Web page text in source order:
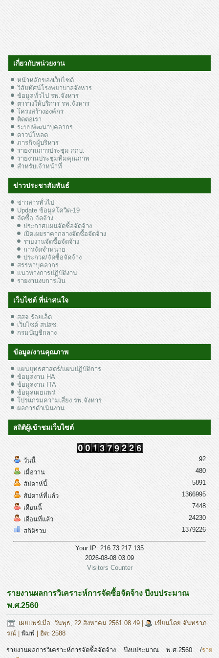
เกี่ยวกับหน่วยงาน
หน้าหลักของเว็บไซต์
วิสัยทัศน์โรงพยาบาลจังหาร
ข้อมูลทั่วไป รพ.จังหาร
ตารางให้บริการ รพ.จังหาร
โครงสร้างองค์กร
ติดต่อเรา
ระบบพัฒนาบุคลากร
ดาวน์โหลด
ภารกิจผู้บริหาร
รายงานการประชุม กกบ.
รายงานประชุมทีมคุณภาพ
สำหรับเจ้าหน้าที่
ข่าวประชาสัมพันธ์
ข่าวสารทั่วไป
Update ข้อมูลโควิด-19
จัดซื้อ จัดจ้าง
ประกาศแผนจัดซื้อจัดจ้าง
เปิดเผยราคากลางจัดซื้อจัดจ้าง
รายงานจัดซื้อจัดจ้าง
การจัดจำหน่าย
ประกวด/จัดซื้อจัดจ้าง
สรรหาบุคลากร
แนวทางการปฏิบัติงาน
รายงานงบการเงิน
เว็บไซต์ ที่น่าสนใจ
สสจ.ร้อยเอ็ด
เว็บไซต์ สปสช.
กรมบัญชีกลาง
ข้อมูล/งานคุณภาพ
แผนยุทธศาสตร์/แผนปฏิบัติการ
ข้อมูลงาน HA
ข้อมูลงาน ITA
ข้อมูลเผยแพร่
โปรแกรมความเสี่ยง รพ.จังหาร
ผลการดำเนินงาน
สถิติผู้เข้าชมเว็บไซต์
วันนี้
เมื่อวาน
สัปดาห์นี้
สัปดาห์ที่แล้ว
เดือนนี้
เดือนที่แล้ว
สถิติรวม
92
480
5891
1366995
7448
24230
1379226
Your IP: 216.73.217.135
2026-08-08 03:09
Visitors Counter
รายงานผลการวิเคราะห์การจัดซื้อจัดจ้าง ปีงบประมาณ
พ.ศ.2560
เผยแพร่เมื่อ: วันพุธ, 22 สิงหาคม 2561 08:49 |
เขียนโดย จันทราภ
รณ์ |พิมพ์ | ฮิต: 2588
รายงานผลการวิเคราะห์การจัดซื้อจัดจ้าง ปีงบประมาณ พ.ศ.2560 /ราย